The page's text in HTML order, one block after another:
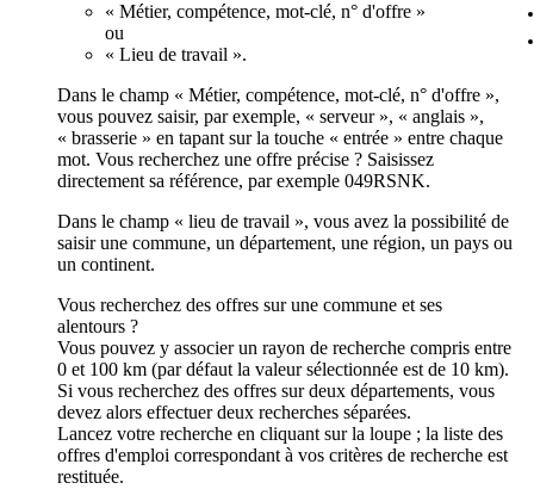
« Métier, compétence, mot-clé, n° d'offre »
ou
« Lieu de travail ».
Dans le champ « Métier, compétence, mot-clé, n° d'offre »,
vous pouvez saisir, par exemple, « serveur », « anglais »,
« brasserie » en tapant sur la touche « entrée » entre chaque
mot. Vous recherchez une offre précise ? Saisissez
directement sa référence, par exemple 049RSNK.
Dans le champ « lieu de travail », vous avez la possibilité de
saisir une commune, un département, une région, un pays ou
un continent.
Vous recherchez des offres sur une commune et ses
alentours ?
Vous pouvez y associer un rayon de recherche compris entre
0 et 100 km (par défaut la valeur sélectionnée est de 10 km).
Si vous recherchez des offres sur deux départements, vous
devez alors effectuer deux recherches séparées.
Lancez votre recherche en cliquant sur la loupe ; la liste des
offres d'emploi correspondant à vos critères de recherche est
restituée.